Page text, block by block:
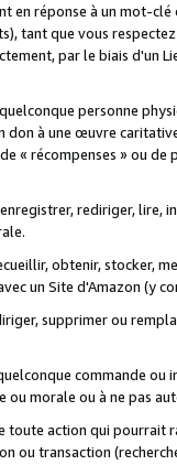
en réponse à un mot-
tant que vous
par le biais d'un
personne
don à une œuvre
« récompenses » ou
rediriger,
obtenir, stocker,
un Site d'Amazon (y
supprimer ou
commande
morale ou à ne pas
toute action qui
ou transaction